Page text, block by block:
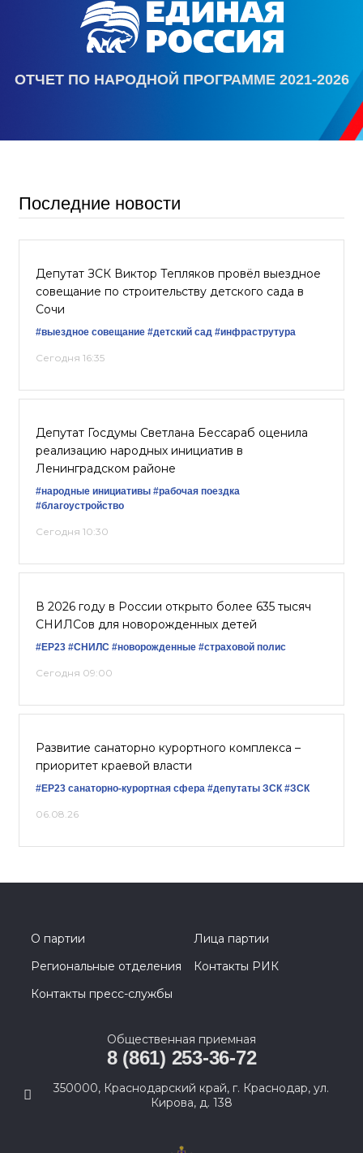
ОТЧЕТ ПО НАРОДНОЙ ПРОГРАММЕ 2021-2026
Последние новости
Депутат ЗСК Виктор Тепляков провёл выездное
совещание по строительству детского сада в
Сочи
#выездное совещание #детский сад #инфраструтура
Сегодня 16:35
Депутат Госдумы Светлана Бессараб оценила
реализацию народных инициатив в
Ленинградском районе
#народные инициативы #рабочая поездка
#благоустройство
Сегодня 10:30
В 2026 году в России открыто более 635 тысяч
СНИЛСов для новорожденных детей
#ЕР23 #СНИЛС #новорожденные #страховой полис
Сегодня 09:00
Развитие санаторно курортного комплекса –
приоритет краевой власти
#ЕР23 санаторно-курортная сфера #депутаты ЗСК #ЗСК
06.08.26
О партии
Лица партии
Региональные отделения
Контакты РИК
Контакты пресс-службы
Общественная приемная
8 (861) 253-36-72
350000, Краснодарский край, г. Краснодар, ул.
Кирова, д. 138